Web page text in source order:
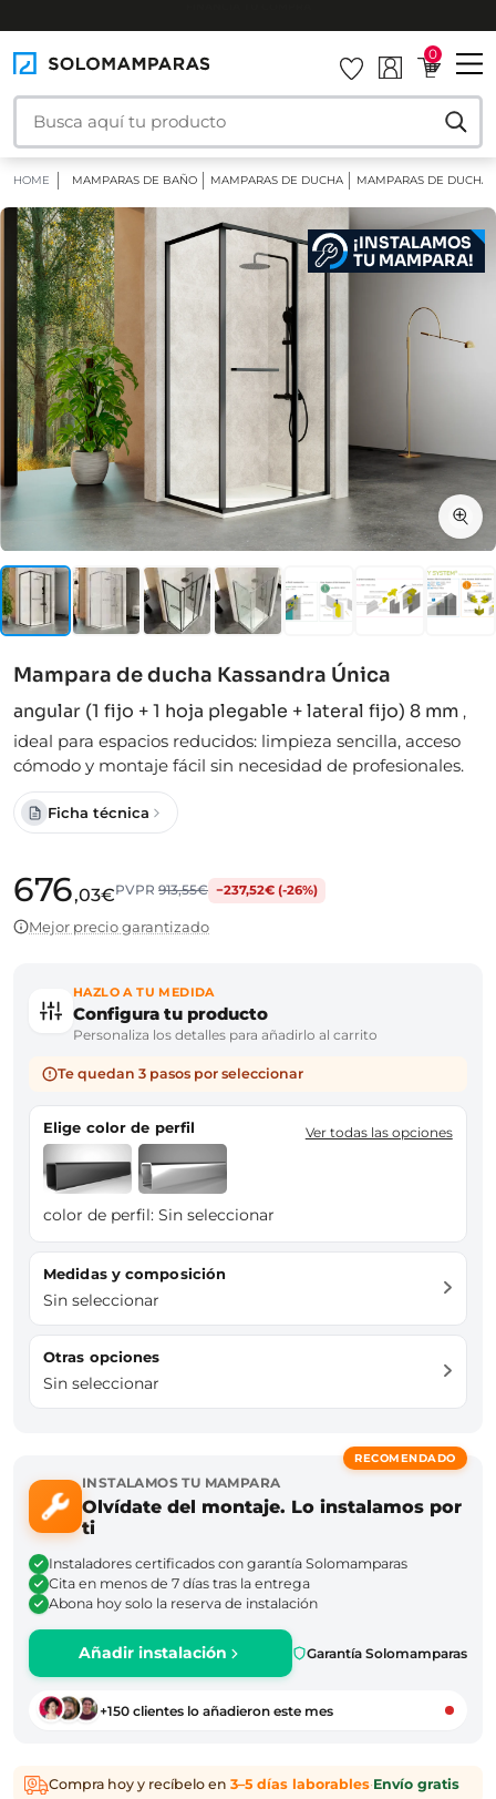
0
HOME MAMPARAS DE BAÑO MAMPARAS DE DUCHA MAMPARAS DE DUCHA
¡INSTALAMOS
TU MAMPARA!
Mampara de ducha Kassandra Única
angular (1 fijo + 1 hoja plegable + lateral fijo) 8 mm ,
ideal para espacios reducidos: limpieza sencilla, acceso
cómodo y montaje fácil sin necesidad de profesionales.
Ficha técnica
676,03€PVPR913,55€ −237,52€ (-26%)
Mejor precio garantizado
HAZLO A TU MEDIDA
Configura tu producto
Personaliza los detalles para añadirlo al carrito
Te quedan 3 pasos por seleccionar
Elige color de perfil Ver todas las opciones
color de perfil: Sin seleccionar
Medidas y composición
Sin seleccionar
Otras opciones
Sin seleccionar
RECOMENDADO
INSTALAMOS TU MAMPARA
Olvídate del montaje. Lo instalamos por
ti
Instaladores certificados con garantía Solomamparas
Cita en menos de 7 días tras la entrega
Abona hoy solo la reserva de instalación
Añadir instalación Garantía Solomamparas
+150 clientes lo añadieron este mes
Compra hoy y recíbelo en 3–5 días laborables·Envío gratis